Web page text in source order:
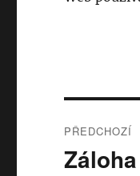
pro
PŘEDCHOZÍ
Předchozí